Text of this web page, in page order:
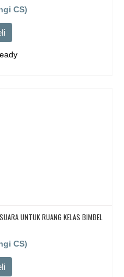
CS)
UNTUK RUANG KELAS BIMBEL
CS)